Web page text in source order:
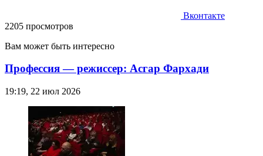
Вконтакте
2205 просмотров
Вам может быть интересно
Профессия — режиссер: Асгар Фархади
19:19, 22 июл 2026